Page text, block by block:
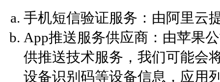
手机短信验证服务：由阿里云
App推送服务供应商：由苹果
供推送技术服务，我们可能会
设备识别码等设备信息，应用